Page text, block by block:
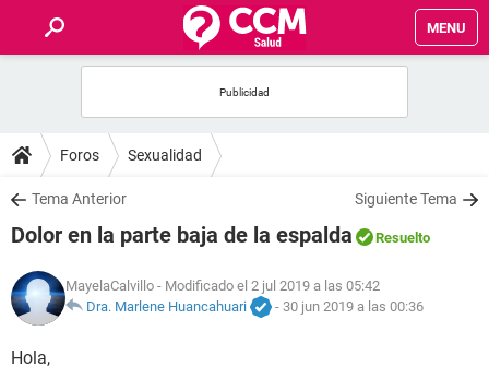
MENU
FOROS
SALUD
NUTRICIÓN
BIENESTAR
Foros Sexualidad
Tema Anterior Siguiente Tema
Dolor en la parte baja de la espalda Resuelto
MayelaCalvillo - Modificado el 2 jul 2019 a las 05:42
Dra. Marlene Huancahuari
- 30 jun 2019 a las 00:36
Hola,